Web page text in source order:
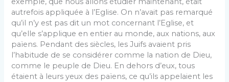
autrefois appliquée à l’Eglise. On n’avait pas remarqué
qu’il n’y est pas dit un mot concernant l’Eglise, et
qu’elle s’applique en entier au monde, aux nations, aux
païens. Pendant des siècles, les Juifs avaient pris
l’habitude de se considérer comme la nation de Dieu,
comme le peuple de Dieu. En dehors d’eux, tous
étaient à leurs yeux des païens, ce qu’ils appelaient les